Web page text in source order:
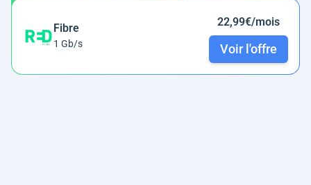
Fibre
1 Gb/s
22,99€/mois
Voir l'offre